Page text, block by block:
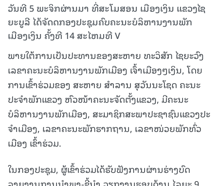
ວັນທີ 5 ພະຈິກຜ່ານມາ ທີ່ສະໂມສອນ ເມືອງເງິນ ແຂວງໄຊ
ຍະບູລີ ໄດ້ຈັດດກອງປະຊຸມຄົບຄະນະບໍລິຫານງານພັກ
ເມືອງເງິນ ຄັ້ງທີ 14 ສະໄຫມທີ V
ພາຍໃຕ້ການເປັນປະທານຂອງສະຫາຍ ທະວິສັກ ໄຊຍະວົງ
ເລຂາຄະນະບໍລິຫານງານພັກເມືອງ ເຈົ້າເມືອງໆເງິນ, ໂດຍ
ການເຂົ້າຮ່ວມຂອງ ສະຫາຍ ສຳລານ ສຸວັນນະໂຊດ ຄະນະ
ປະຈຳພັກແຂວງ ຫົວໜ້າຄະນະຈັດຕັ້ງແຂວງ, ມີຄະນະ
ບໍລິຫານງານພັກເມືອງ, ສະມາຊິກສະພາປະຊາຊົນແຂວງປະ
ຈໍາເມືອງ, ເລຂາຄະນະພັກຮາກຖານ, ເລຂາໜ່ວຍພັກທົ່ວ
ເມືອງ ເຂົ້າຮ່ວມ.
ໃນກອງປະຊຸມ, ຜູ້ເຂົ້າຮ່ວມໄດ້ຮັບຟັງການຜ່ານຮ່າງບົດ